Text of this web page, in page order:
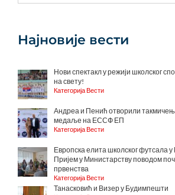
Најновије вести
Нови спектакл у режији школског
на свету!
Категорија Вести
Андреа и Пенић отворили
медаље на ЕССФ ЕП
Категорија Вести
Европска елита школског футсала
Пријем у Министарству поводом
првенства
Категорија Вести
Танасковић и Визер у Будимпешти